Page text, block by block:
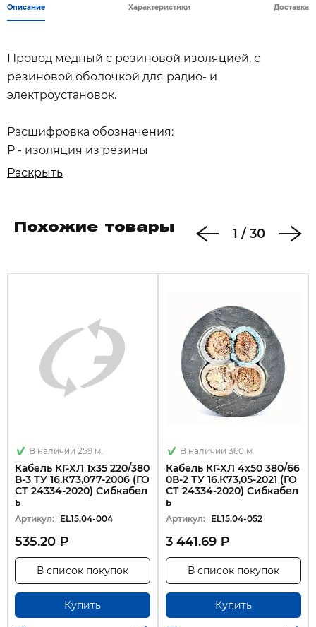
Описание Характеристики Доставка
Провод медный с резиновой изоляцией, с
резиновой оболочкой для радио- и
электроустановок.
Расшифровка обозначения:
Р - изоляция из резины
П - разделительный слой из
4 класс гибкости жилы по ГОСТ 22483
Расчётная масса: 448 кг/км
Раскрыть
Похожие товары 1 / 30
В наличии 259 м.
Кабель КГ-ХЛ 1х35 220/380
В-3 ТУ 16.К73,077-2006 (ГО
СТ 24334-2020) Сибкабел
ь
Артикул: EL15.04-004
535.20 ₽
Купить
В список покупок
В наличии 360 м.
Кабель КГ-ХЛ 4х50 380/66
0В-2 ТУ 16.К73,05-2021 (ГО
СТ 24334-2020) Сибкабел
ь
Артикул: EL15.04-052
3 441.69 ₽
Купить
В список покупок